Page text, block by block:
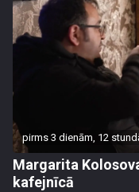
pirms 3 dienām, 12
Margarita
kafejnīcā